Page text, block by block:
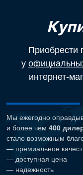
Приобрести
у
интернет-
Мы ежегодно
и более чем 400
стало возможным
— премиальное
— доступная цена
— надежность